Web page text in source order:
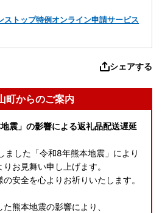
ストップ特例オンライン申請サービス
シェアする
町からのご案内
震」の影響による返礼品配送遅延
した「令和8年熊本地震」により
お見舞い申し上げます。
安全を心よりお祈りいたします。
熊本地震の影響により、